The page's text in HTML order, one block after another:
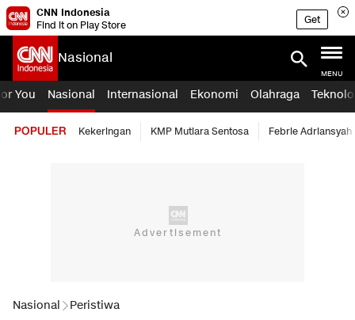
CNN Indonesia
Find it on Play Store
Get
Nasional
MENU
You Nasional Internasional Ekonomi Olahraga
POPULER Kekeringan KMP Mutiara Sentosa Febrie Adriansyah
Nasional Peristiwa